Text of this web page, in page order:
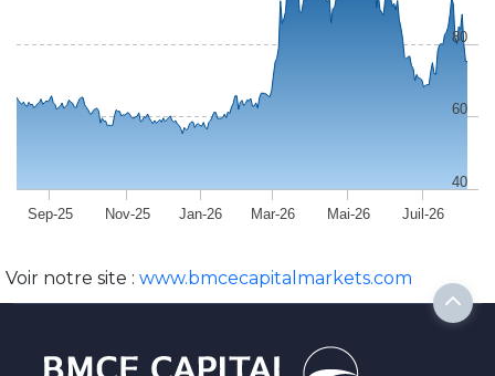
Sep-25 Nov-25 Jan-26 Mar-26 Mai-26 Juil-26
40
60
80
Voir notre site : www.bmcecapitalmarkets.com